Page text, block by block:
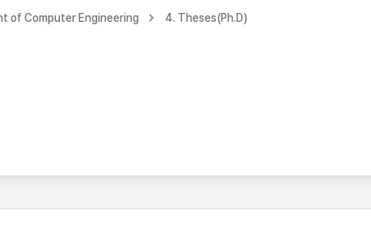
of Computer Engineering 4. Theses(Ph.D)